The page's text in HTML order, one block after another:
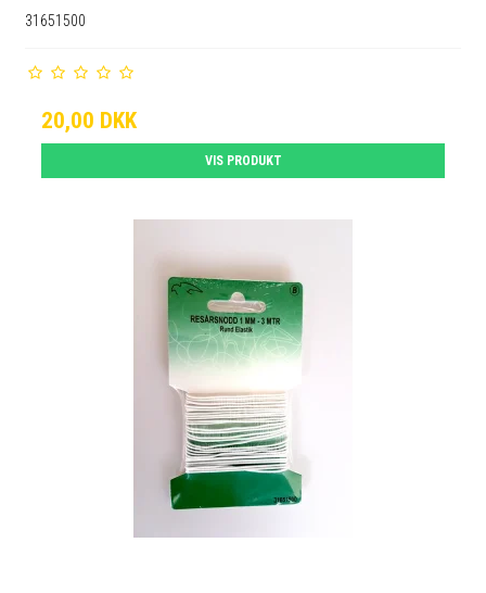
31651500
20,00 DKK
VIS PRODUKT